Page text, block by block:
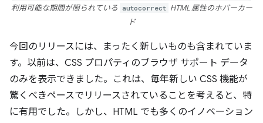
利用可能な期間が限られている autocorrect HTML 属性のホバーカー
ド
今回のリリースには、まったく新しいものも含まれていま
す。以前は、CSS プロパティのブラウザ サポート データ
のみを表示できました。これは、毎年新しい CSS 機能が
驚くべきペースでリリースされていることを考えると、特
に有用でした。しかし、HTML でも多くのイノベーション